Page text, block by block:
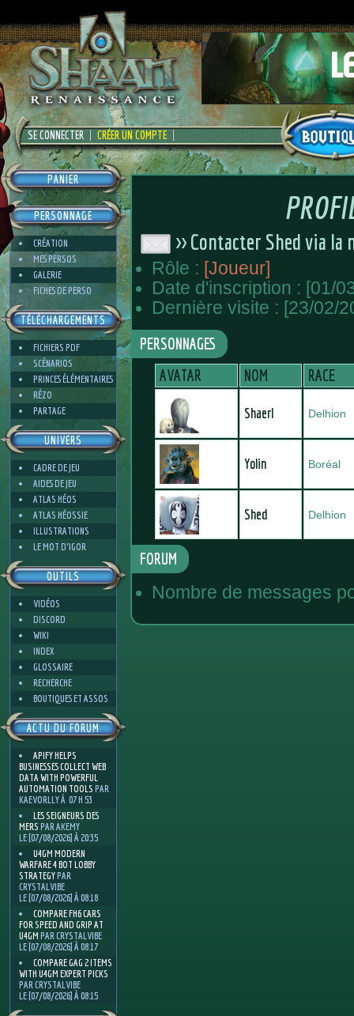
SE CONNECTER CRÉER UN COMPTE
PANIER
PERSONNAGE
CRÉATION
MES PERSOS
GALERIE
FICHES DE PERSO
TÉLÉCHARGEMENTS
FICHIERS PDF
SCÉNARIOS
PRINCES ÉLÉMENTAIRES
RÉZO
PARTAGE
UNIVERS
CADRE DE JEU
AIDES DE JEU
ATLAS HÉOS
ATLAS HÉOSSIE
ILLUSTRATIONS
LE MOT D'IGOR
OUTILS
VIDÉOS
DISCORD
WIKI
INDEX
GLOSSAIRE
RECHERCHE
BOUTIQUES ET ASSOS
ACTU DU FORUM
APIFY HELPS
BUSINESSES COLLECT WEB
DATA WITH POWERFUL
AUTOMATION TOOLS PAR
KAEVORLLY À 07 H 53
LES SEIGNEURS DES
MERS PAR AKEMY
LE [07/08/2026] À 20:35
U4GM MODERN
WARFARE 4 BOT LOBBY
STRATEGYPAR
CRYSTALVIBE
LE [07/08/2026] À 08:18
COMPARE FH6 CARS
FOR SPEED AND GRIP AT
U4GM PAR CRYSTALVIBE
LE [07/08/2026] À 08:17
COMPARE GAG 2 ITEMS
WITH U4GM EXPERT PICKS
PAR CRYSTALVIBE
LE [07/08/2026] À 08:15
>> Contacter Shed via la
Rôle : [Joueur]
Date d'inscription : [01/
Dernière visite : [23/02/
PERSONNAGES
AVATAR
NOM RACE
Shaerl Delhion
Yolin Boréal
Shed Delhion
FORUM
Nombre de messages